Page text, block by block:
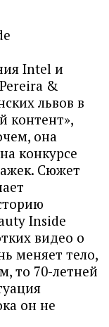
Intel и
&
львов в
контент»,
она
конкурсе
Сюжет
Inside
видео о
меняет тело,
то 70-летней
он не